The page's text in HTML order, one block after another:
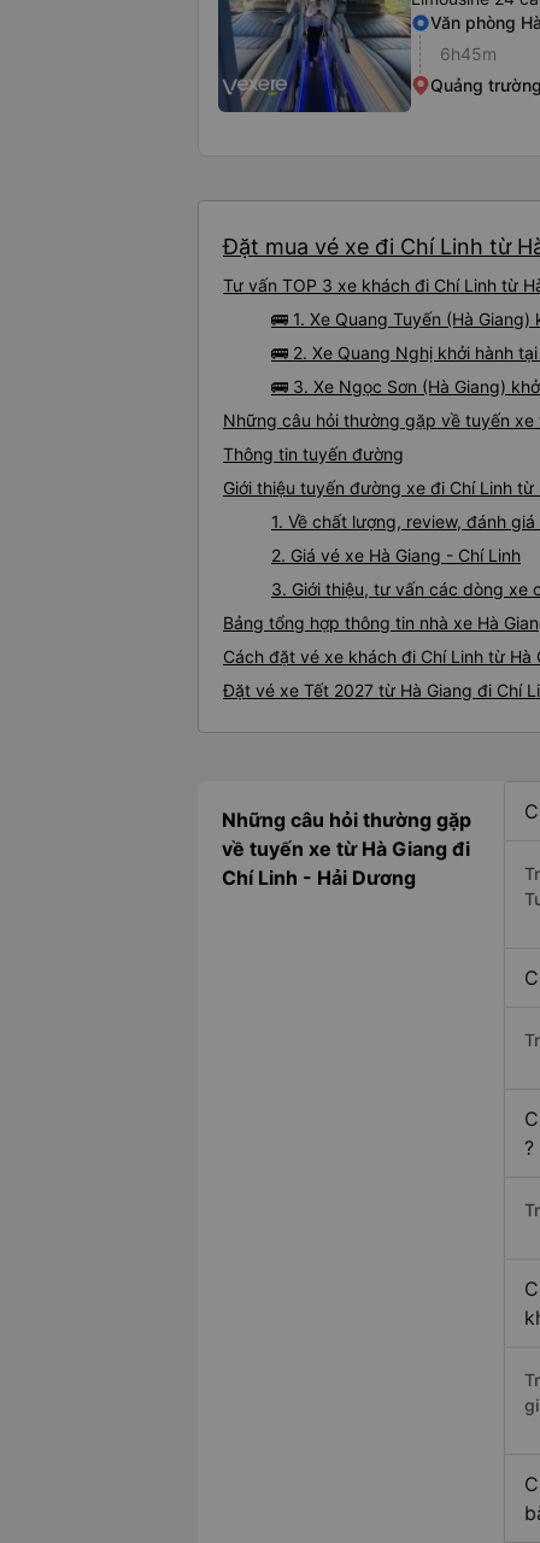
Văn phòng
6h45m
Quảng
Đặt mua vé xe đi Chí Linh từ
Tư vấn TOP 3 xe khách đi Chí Linh từ
🚌 1. Xe Quang Tuyến (Hà
🚌 2. Xe Quang Nghị khởi hành
🚌 3. Xe Ngọc Sơn (Hà Giang)
Những câu hỏi thường gặp về tuyến xe
Thông tin tuyến đường
Giới thiệu tuyến đường xe đi Chí Linh từ
1. Về chất lượng, review, đánh
2. Giá vé xe Hà Giang - Chí Linh
3. Giới thiệu, tư vấn các dòng xe
Bảng tổng hợp thông tin nhà xe Hà
Cách đặt vé xe khách đi Chí Linh từ Hà
Đặt vé xe Tết 2027 từ Hà Giang đi Chí
Những câu hỏi thường gặp
về tuyến xe từ Hà Giang đi
Chí Linh - Hải Dương
?